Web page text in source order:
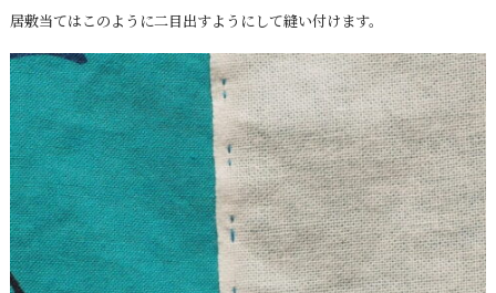
居敷当てはこのように二目出すようにして縫い付けます。